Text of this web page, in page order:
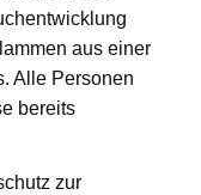
aus einer
Alle Personen
bereits
zur